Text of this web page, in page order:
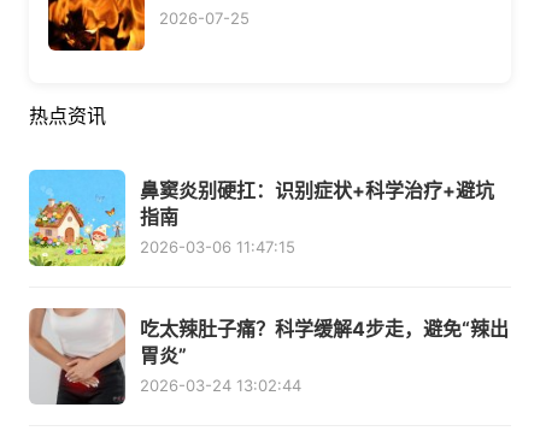
2026-07-25
热点资讯
鼻窦炎别硬扛：识别症状+科学治疗+避坑
指南
2026-03-06 11:47:15
吃太辣肚子痛？科学缓解4步走，避免“辣出
胃炎”
2026-03-24 13:02:44